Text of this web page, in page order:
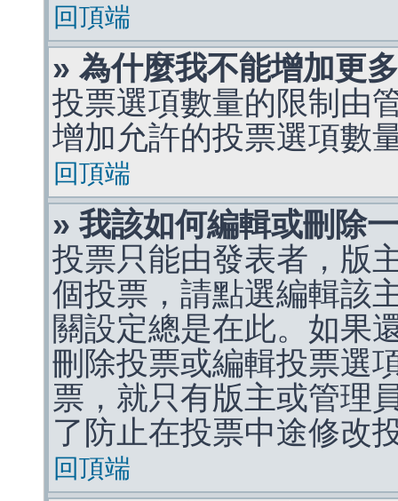
回頂端
» 為什麼我不能增加更
投票選項數量的限制由
增加允許的投票選項數
回頂端
» 我該如何編輯或刪除
投票只能由發表者，版
個投票，請點選編輯該
關設定總是在此。如果
刪除投票或編輯投票選
票，就只有版主或管理
了防止在投票中途修改
回頂端